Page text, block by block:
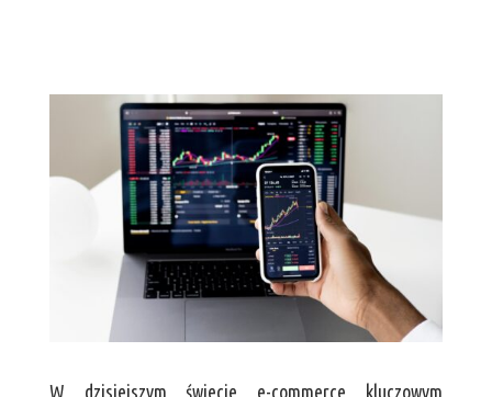
W dzisiejszym świecie e-commerce kluczowym